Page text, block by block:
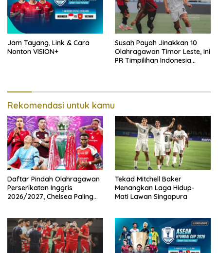
Jam Tayang, Link & Cara
Nonton VISION+
Susah Payah Jinakkan 10
Olahragawan Timor Leste, Ini
PR Timpilihan Indonesia
Rekomendasi untuk kamu
Daftar Pindah Olahragawan
Perserikatan Inggris
2026/2027, Chelsea Paling
Tekad Mitchell Baker
Menangkan Laga Hidup-
Mati Lawan Singapura